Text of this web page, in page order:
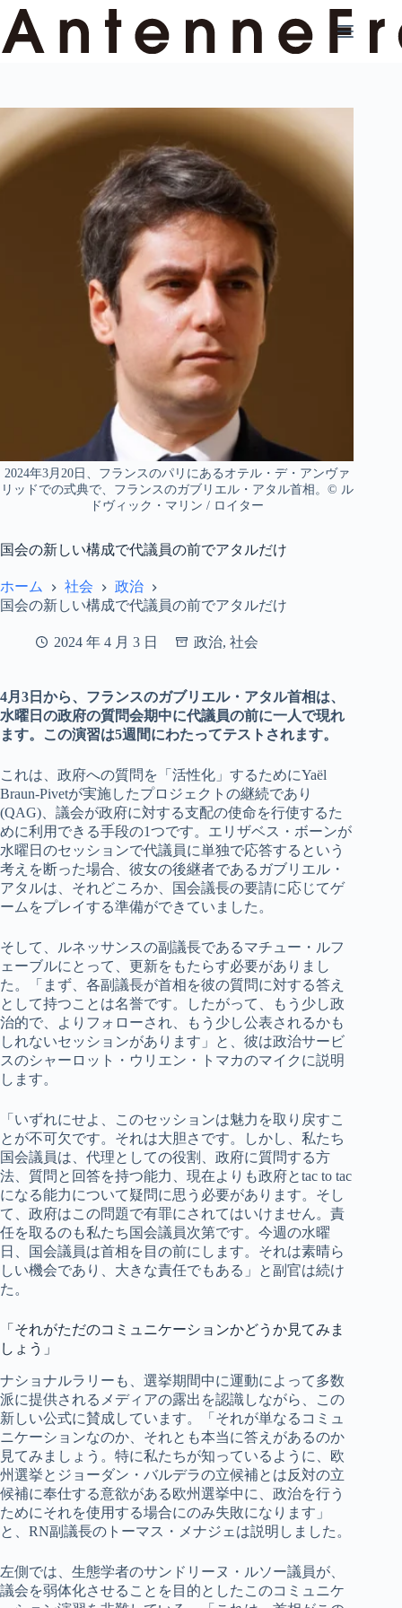
ン
テ
キ
ッ
プ
2024年3月20日、フランスのパリにあるオテル・デ・アンヴァ
リッドでの式典で、フランスのガブリエル・アタル首相。© ル
ドヴィック・マリン / ロイター
国会の新しい構成で代議員の前でアタルだけ
ホーム 社会
政治
国会の新しい構成で代議員の前でアタルだけ
2024 年 4 月 3 日 政治, 社会
4月3日から、フランスのガブリエル・アタル首相は、
水曜日の政府の質問会期中に代議員の前に一人で現れ
ます。この演習は5週間にわたってテストされます。
これは、政府への質問を「活性化」するためにYaël
Braun-Pivetが実施したプロジェクトの継続であり
(QAG)、議会が政府に対する支配の使命を行使するた
めに利用できる手段の1つです。エリザベス・ボーンが
水曜日のセッションで代議員に単独で応答するという
考えを断った場合、彼女の後継者であるガブリエル・
アタルは、それどころか、国会議長の要請に応じてゲ
ームをプレイする準備ができていました。
そして、ルネッサンスの副議長であるマチュー・ルフ
ェーブルにとって、更新をもたらす必要がありまし
た。「まず、各副議長が首相を彼の質問に対する答え
として持つことは名誉です。したがって、もう少し政
治的で、よりフォローされ、もう少し公表されるかも
しれないセッションがあります」と、彼は政治サービ
スのシャーロット・ウリエン・トマカのマイクに説明
します。
「いずれにせよ、このセッションは魅力を取り戻すこ
とが不可欠です。それは大胆さです。しかし、私たち
国会議員は、代理としての役割、政府に質問する方
法、質問と回答を持つ能力、現在よりも政府とtac to tac
になる能力について疑問に思う必要があります。そし
て、政府はこの問題で有罪にされてはいけません。責
任を取るのも私たち国会議員次第です。今週の水曜
日、国会議員は首相を目の前にします。それは素晴ら
しい機会であり、大きな責任でもある」と副官は続け
た。
「それがただのコミュニケーションかどうか見てみま
しょう」
ナショナルラリーも、選挙期間中に運動によって多数
派に提供されるメディアの露出を認識しながら、この
新しい公式に賛成しています。「それが単なるコミュ
ニケーションなのか、それとも本当に答えがあるのか
見てみましょう。特に私たちが知っているように、欧
州選挙とジョーダン・バルデラの立候補とは反対の立
候補に奉仕する意欲がある欧州選挙中に、政治を行う
ためにそれを使用する場合にのみ失敗になります」
と、RN副議長のトーマス・メナジェは説明しました。
左側では、生態学者のサンドリーヌ・ルソー議員が、
議会を弱体化させることを目的としたこのコミュニケ